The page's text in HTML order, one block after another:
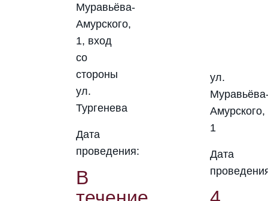
Муравьёва-
Амурского,
1, вход
со
стороны
ул.
Тургенева
Дата
проведения:
В
ул.
Амурского,
1
Дата